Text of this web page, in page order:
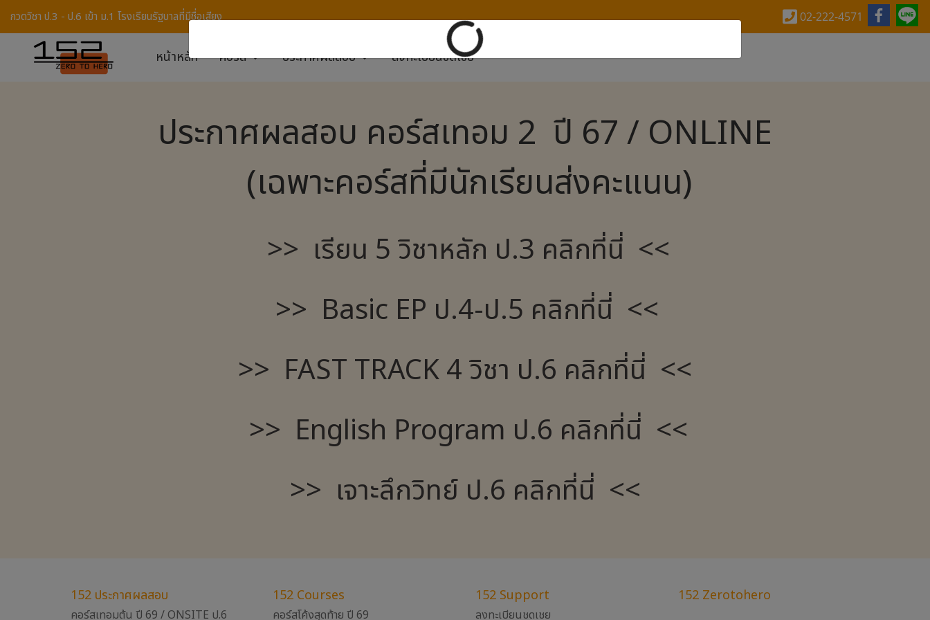
กวดวิชา ป.3 - ป.6 เข้า ม.1 โรงเรียนรัฐบาลที่มีชื่อเสียง 02-222-4571
หน้าหลัก คอร์ส ประกาศผลสอบ ลงทะเบียนชดเชย
ประกาศผลสอบ คอร์สเทอม 2 ปี 67 / ONLINE
(เฉพาะคอร์สที่มีนักเรียนส่งคะแนน)
>> เรียน 5 วิชาหลัก ป.3 คลิกที่นี่ <<
>> Basic EP ป.4-ป.5 คลิกที่นี่ <<
>> FAST TRACK 4 วิชา ป.6 คลิกที่นี่ <<
>> English Program ป.6 คลิกที่นี่ <<
>> เจาะลึกวิทย์ ป.6 คลิกที่นี่ <<
152 ประกาศผลสอบ
คอร์สเทอมต้น ปี 69 / ONSITE ป.6
152 Courses
คอร์สโค้งสุดท้าย ปี 69
152 Support
ลงทะเบียนชดเชย
152 Zerotohero